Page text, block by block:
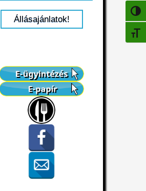
Állásajánlatok!